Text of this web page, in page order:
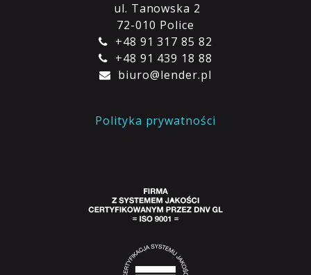
ul. Tanowska 2
72-010 Police
+48 91 317 85 82
+48 91 439 18 88
biuro@lender.pl
Polityka prywatności